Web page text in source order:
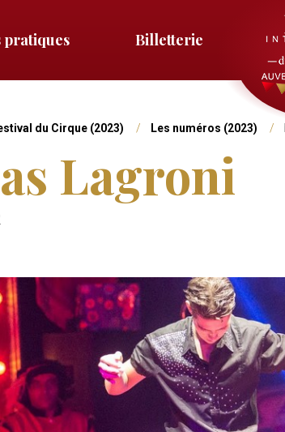
pratiques Billetterie
du Cirque (2023) Les numéros (2023)
Lagroni